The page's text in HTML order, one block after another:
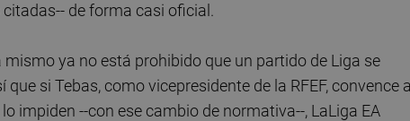
citadas-- de forma casi oficial.
ya no está prohibido que un partido de Liga se
si Tebas, como vicepresidente de la RFEF, convence al
impiden --con ese cambio de normativa--, LaLiga EA